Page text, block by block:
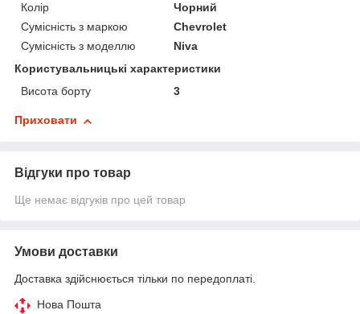
Колір
Чорний
Сумісність з маркою
Chevrolet
Сумісність з моделлю
Niva
Користувальницькі характеристики
Висота борту
3
Приховати
Відгуки про товар
Ще немає відгуків про цей товар
Умови доставки
Доставка здійснюється тільки по передоплаті.
Нова Пошта